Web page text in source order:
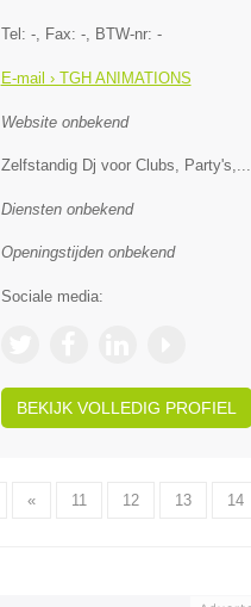
Tel: -, Fax: -, BTW-nr: -
E-mail › TGH ANIMATIONS
Website onbekend
Zelfstandig Dj voor Clubs, Party's,...
Diensten onbekend
Openingstijden onbekend
Sociale media:
BEKIJK VOLLEDIG PROFIEL
« 11 12 13 14